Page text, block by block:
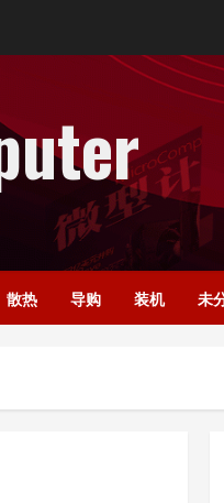
散热 导购 装机 未